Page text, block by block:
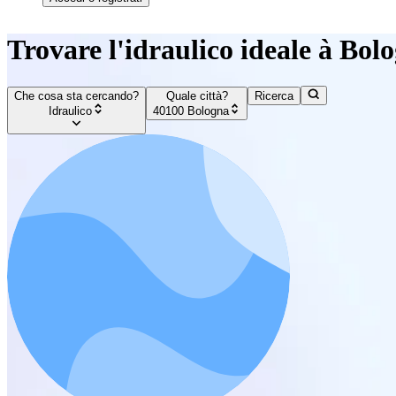
Trovare l'idraulico ideale à
Che cosa sta cercando?
Idraulico
Quale città?
40100 Bologna
Ricerca